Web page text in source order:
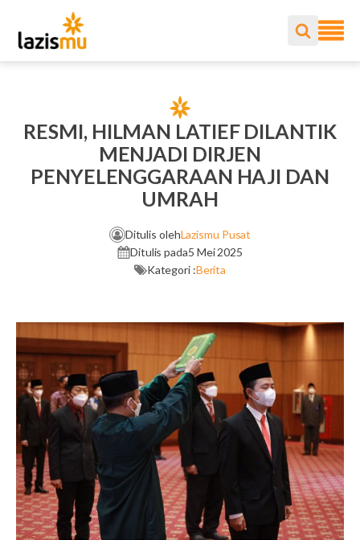
RESMI, HILMAN LATIEF DILANTIK
MENJADI DIRJEN
PENYELENGGARAAN HAJI DAN
UMRAH
Ditulis olehLazismu Pusat
Ditulis pada5 Mei 2025
Kategori :Berita